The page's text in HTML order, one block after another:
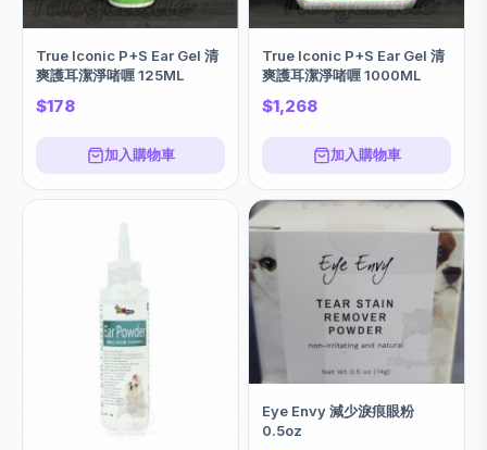
True Iconic P+S Ear Gel 清
爽護耳潔淨啫喱 125ML
$178
加入購物車
True Iconic P+S Ear Gel 清
爽護耳潔淨啫喱 1000ML
$1,268
加入購物車
Eye Envy 減少淚痕眼粉
0.5oz